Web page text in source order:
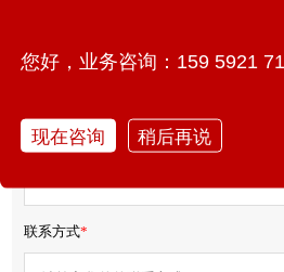
您的姓名*
联系方式*
您好，业务咨询：159 5921
现在咨询 稍后再说